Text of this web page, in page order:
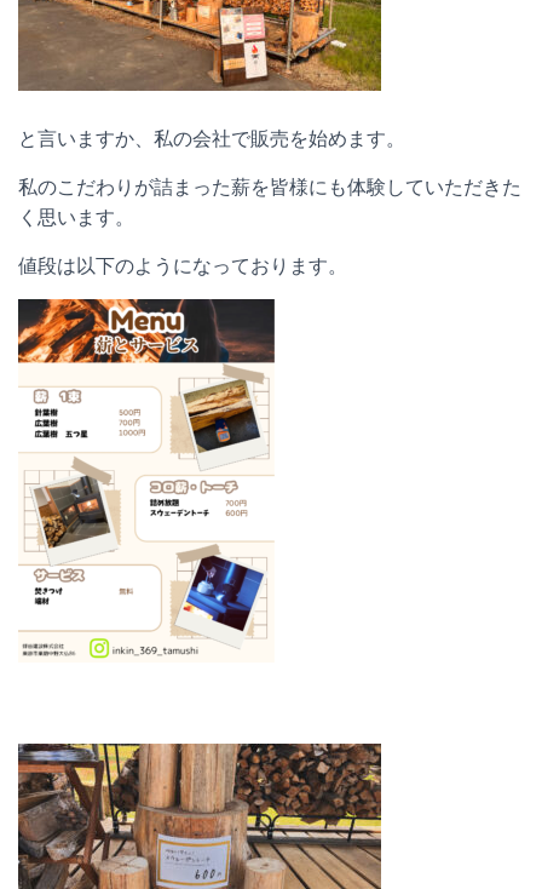
と言いますか、私の会社で販売を始めます。
私のこだわりが詰まった薪を皆様にも体験していただきた
く思います。
値段は以下のようになっております。